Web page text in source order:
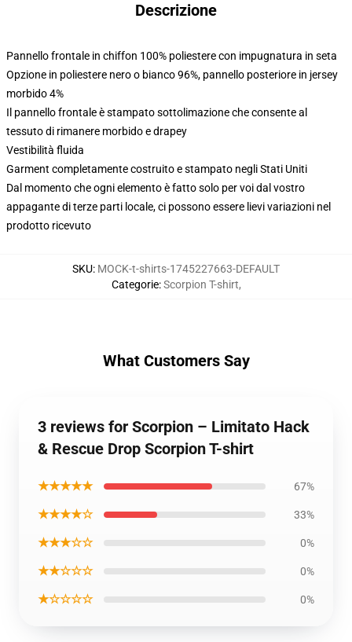
Descrizione
Pannello frontale in chiffon 100% poliestere con impugnatura in seta
Opzione in poliestere nero o bianco 96%, pannello posteriore in jersey
morbido 4%
Il pannello frontale è stampato sottolimazione che consente al
tessuto di rimanere morbido e drapey
Vestibilità fluida
Garment completamente costruito e stampato negli Stati Uniti
Dal momento che ogni elemento è fatto solo per voi dal vostro
appagante di terze parti locale, ci possono essere lievi variazioni nel
prodotto ricevuto
SKU: MOCK-t-shirts-1745227663-DEFAULT
Categorie:Scorpion T-shirt,
What Customers Say
3 reviews for Scorpion – Limitato Hack
& Rescue Drop Scorpion T-shirt
★★★★★ 67%
★★★★☆ 33%
★★★☆☆ 0%
★★☆☆☆ 0%
★☆☆☆☆ 0%